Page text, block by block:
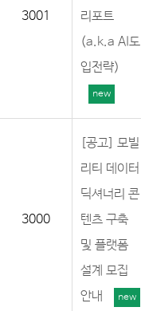
3001
리포트
(a.k.a AI도
입전략)
new
3000
[공고] 모빌
리티 데이터
딕셔너리 콘
텐츠 구축
및 플랫폼
설계 모집
안내
new